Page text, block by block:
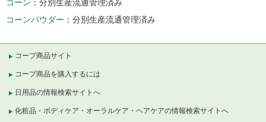
コーン
分別生産流通管理済み
コーンパウダー
分別生産流通管理済み
コープ商品サイト
コープ商品を購入するには
日用品の情報検索サイトへ
化粧品・ボディケア・オーラルケア・ヘアケアの情報検索サイトへ